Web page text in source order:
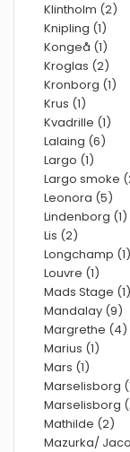
Klintholm (2)
Knipling (1)
Kongeå (1)
Kroglas (2)
Kronborg (1)
Krus (1)
Kvadrille (1)
Lalaing (6)
Largo (1)
Largo smoke
Leonora (5)
Lindenborg (1)
Lis (2)
Longchamp (1)
Louvre (1)
Mads Stage (1)
Mandalay (9)
Margrethe (4)
Marius (1)
Mars (1)
Marselisborg
Marselisborg
Mathilde (2)
Mazurka/